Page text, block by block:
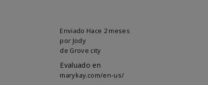
Enviado Hace 2 meses
por Jody
de Grove city
Evaluado en
marykay.com/en-us/